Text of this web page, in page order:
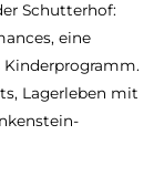
Schutterhof:
eine
Kinderprogramm.
Lagerleben mit